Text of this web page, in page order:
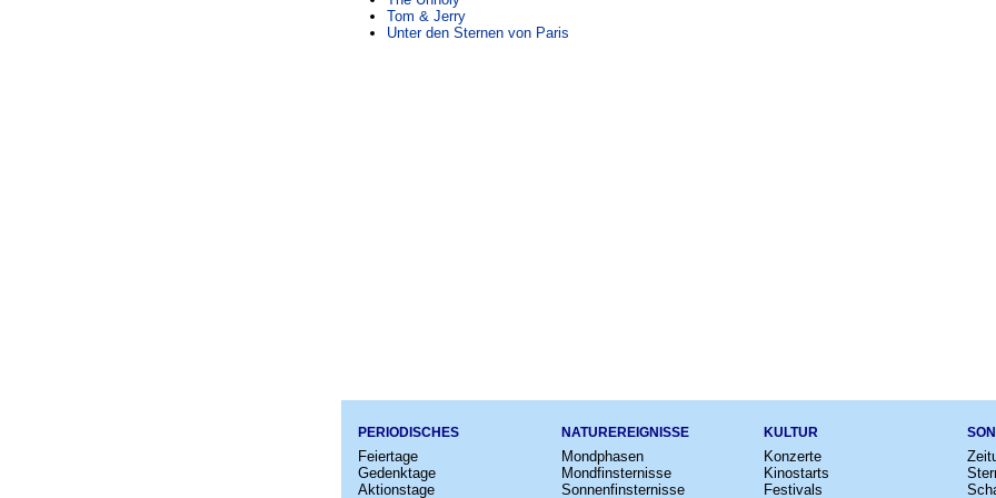
Tom & Jerry
Unter den Sternen von Paris
PERIODISCHES
Feiertage
Gedenktage
Aktionstage
NATUREREIGNISSE
Mondphasen
Mondfinsternisse
Sonnenfinsternisse
KULTUR
Konzerte
Kinostarts
Festivals